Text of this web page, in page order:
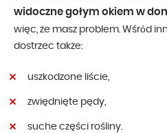
widoczne gołym okiem w
więc, że masz problem. Wśród
dostrzec także:
uszkodzone liście,
zwiędnięte pędy,
suche części rośliny.